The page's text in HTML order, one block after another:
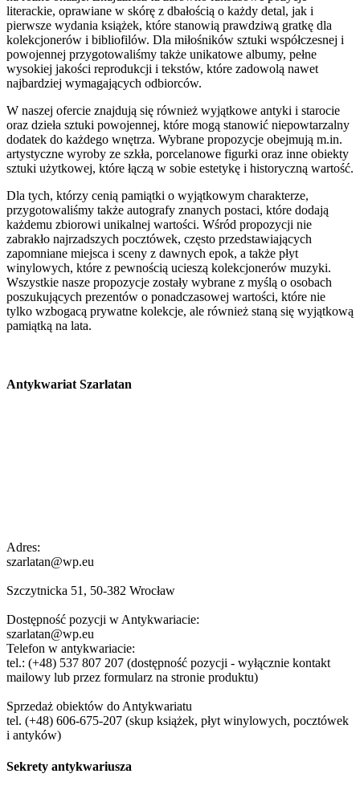
literackie, oprawiane w skórę z dbałością o każdy detal, jak i
pierwsze wydania książek, które stanowią prawdziwą gratkę dla
kolekcjonerów i bibliofilów. Dla miłośników sztuki współczesnej i
powojennej przygotowaliśmy także unikatowe albumy, pełne
wysokiej jakości reprodukcji i tekstów, które zadowolą nawet
najbardziej wymagających odbiorców.
W naszej ofercie znajdują się również wyjątkowe antyki i starocie
oraz dzieła sztuki powojennej, które mogą stanowić niepowtarzalny
dodatek do każdego wnętrza. Wybrane propozycje obejmują m.in.
artystyczne wyroby ze szkła, porcelanowe figurki oraz inne obiekty
sztuki użytkowej, które łączą w sobie estetykę i historyczną wartość.
Dla tych, którzy cenią pamiątki o wyjątkowym charakterze,
przygotowaliśmy także autografy znanych postaci, które dodają
każdemu zbiorowi unikalnej wartości. Wśród propozycji nie
zabrakło najrzadszych pocztówek, często przedstawiających
zapomniane miejsca i sceny z dawnych epok, a także płyt
winylowych, które z pewnością ucieszą kolekcjonerów muzyki.
Wszystkie nasze propozycje zostały wybrane z myślą o osobach
poszukujących prezentów o ponadczasowej wartości, które nie
tylko wzbogacą prywatne kolekcje, ale również staną się wyjątkową
pamiątką na lata.
Antykwariat Szarlatan
Adres:
szarlatan@wp.eu
Szczytnicka 51, 50-382 Wrocław
Dostępność pozycji w Antykwariacie:
szarlatan@wp.eu
Telefon w antykwariacie:
tel.: (+48) 537 807 207 (dostępność pozycji - wyłącznie kontakt
mailowy lub przez formularz na stronie produktu)
Sprzedaż obiektów do Antykwariatu
tel. (+48) 606-675-207 (skup książek, płyt winylowych, pocztówek
i antyków)
Sekrety antykwariusza